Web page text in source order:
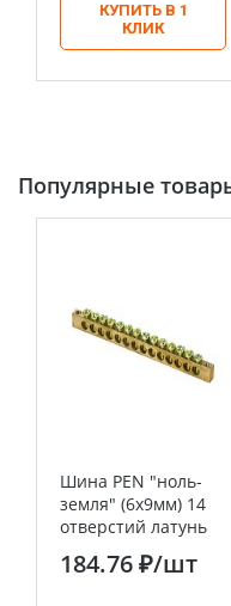
КУПИТЬ В 1
КЛИК
Популярные
Шина PEN "ноль-
земля" (6х9мм) 14
отверстий латунь
крепеж по краям
EKF PROxima
184.76 ₽/шт